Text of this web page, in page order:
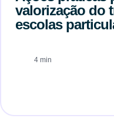
valorização do
escolas
4 min